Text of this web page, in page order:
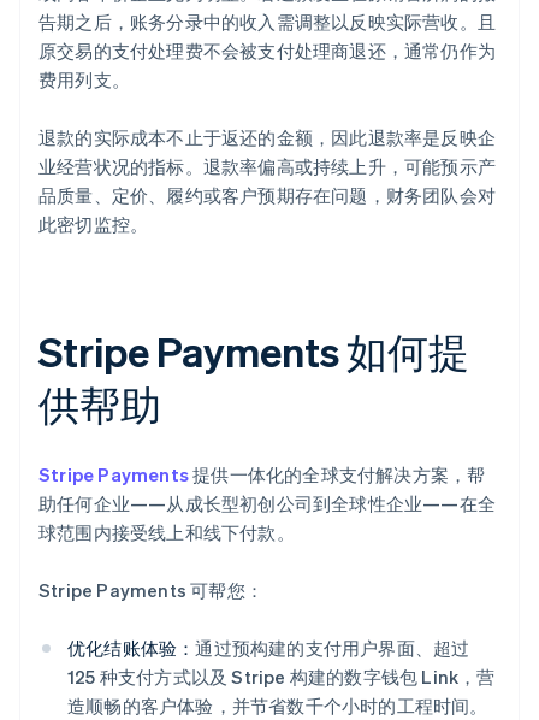
告期之后，账务分录中的收入需调整以反映实际营收。且
原交易的支付处理费不会被支付处理商退还，通常仍作为
费用列支。
退款的实际成本不止于返还的金额，因此退款率是反映企
业经营状况的指标。退款率偏高或持续上升，可能预示产
品质量、定价、履约或客户预期存在问题，财务团队会对
此密切监控。
Stripe Payments 如何提
供帮助
Stripe Payments提供一体化的全球支付解决方案，帮
助任何企业——从成长型初创公司到全球性企业——在全
球范围内接受线上和线下付款。
Stripe Payments 可帮您：
优化结账体验：通过预构建的支付用户界面、超过
125 种支付方式以及 Stripe 构建的数字钱包 Link，营
造顺畅的客户体验，并节省数千个小时的工程时间。